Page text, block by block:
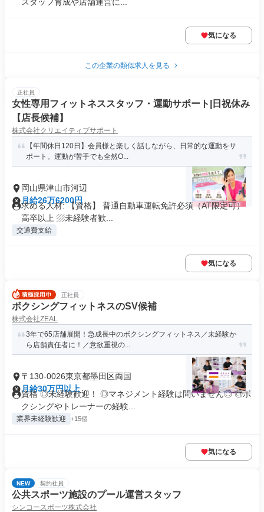
気になる
この企業の類似求人を見る
正社員
女性専用フィットネススタッフ・運動サポート|日祝休み
【店長候補】
株式会社クリエイティブサポート
【年間休日120日】会員様と楽しく話しながら、日常的な運動をサ
ポート。運動が苦手でも全然O...
岡山県津山市河辺
月給26万6200円
求める人材: 【資格】 普通自動車運転免許必須（AT限定可）
高卒以上 ▨未経験者歓...
交通費支給
気になる
正社員
ボクシングフィットネスのSV候補
株式会社ZEAL
3年で65店舗展開！急成長中のボクシングフィットネス／未経験か
ら店舗責任者に！／意欲重視の...
〒130-0026東京都墨田区両国
月給30万円以上
資格 ◎未経験歓迎！ ◎マネジメント経験は問いません◎ ◎ボ
クシングやトレーナーの経験...
業界未経験歓迎 +15個
気になる
NEW 契約社員
公共スポーツ施設のプール運営スタッフ
シンコースポーツ株式会社